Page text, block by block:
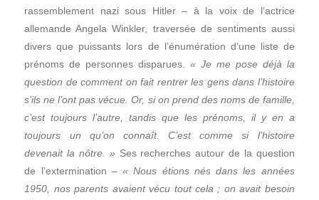
rassemblement nazi sous Hitler – à la voix de l’actrice
allemande Angela Winkler, traversée de sentiments aussi
divers que puissants lors de l’énumération d’une liste de
prénoms de personnes disparues.« Je me pose déjà la
question de comment on fait rentrer les gens dans l’histoire
s’ils ne l’ont pas vécue. Or, si on prend des noms de famille,
c’est toujours l’autre, tandis que les prénoms, il y en a
toujours un qu’on connaît. C’est comme si l’histoire
devenait la nôtre. » Ses recherches autour de la question
de l’extermination –« Nous étions nés dans les années
1950, nos parents avaient vécu tout cela ; on avait besoin